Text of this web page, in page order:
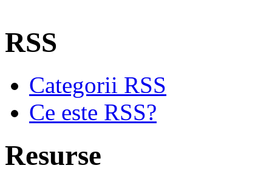
RSS
Categorii RSS
Ce este RSS?
Resurse